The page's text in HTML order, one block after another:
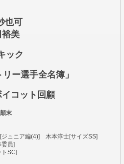
也可
裕美
ック
ー選手全名簿」
コット回顧
末
[ジュニア編(4)] 木本淳士[サイズSS]
員]
SC]